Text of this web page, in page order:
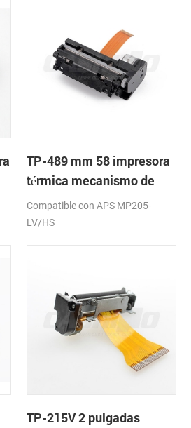
TP-489 mm 58 impresora
térmica mecanismo de
Compatible con APS MP205-
LV/HS
TP-215V 2 pulgadas